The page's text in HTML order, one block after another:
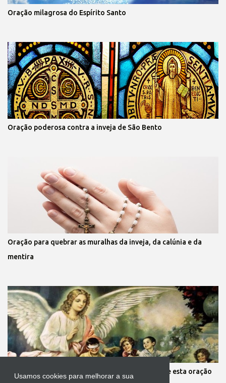
Usamos cookies para melhorar a sua
Oração milagrosa do Espírito Santo
Oração poderosa contra a inveja de São Bento
Oração para quebrar as muralhas da inveja, da calúnia e da
mentira
Mãe, você está preocupada com seus filhos? Reze esta oração